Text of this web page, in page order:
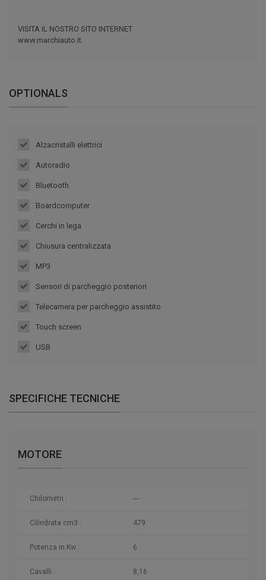
VISITA IL NOSTRO SITO INTERNET
www.marchiauto.it.
OPTIONALS
Alzacristalli elettrici
Autoradio
Bluetooth
Boardcomputer
Cerchi in lega
Chiusura centralizzata
MP3
Sensori di parcheggio posteriori
Telecamera per parcheggio assistito
Touch screen
USB
SPECIFICHE TECNICHE
MOTORE
Chilometri : ---
Cilindrata cm3 : 479
Potenza in Kw : 6
Cavalli : 8,16